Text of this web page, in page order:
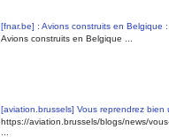
[fnar.be] : Avions construits en Belgique
Avions construits en Belgique ...
[aviation.brussels] Vous reprendrez bien
https://aviation.brussels/blogs/news/